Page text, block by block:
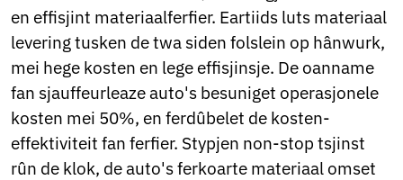
Thai
Ukrainian
Urdu
Uzbek
Vietnamese
Welsh
Xhosa
Yiddish
Yoruba
en effisjint materiaalferfier. Eartiids luts materiaal
levering tusken de twa siden folslein op hânwurk,
mei hege kosten en lege effisjinsje. De oanname
fan sjauffeurleaze auto's besuniget operasjonele
kosten mei 50%, en ferdûbelet de kosten-
effektiviteit fan ferfier. Stypjen non-stop tsjinst
rûn de klok, de auto's ferkoarte materiaal omset